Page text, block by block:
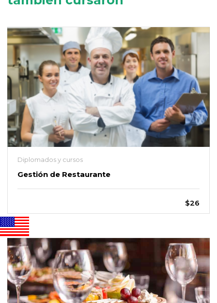
Diplomados y cursos
Gestión de Restaurante
$26